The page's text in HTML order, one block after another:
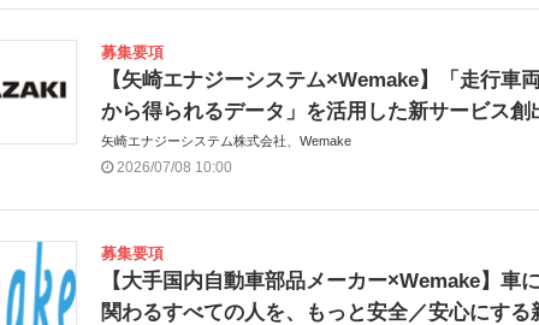
募集要項
【矢崎エナジーシステム×Wemake】「走行車
から得られるデータ」を活用した新サービス創
矢崎エナジーシステム株式会社、Wemake
2026/07/08 10:00
募集要項
【大手国内自動車部品メーカー×Wemake】車に
関わるすべての人を、もっと安全／安心にする